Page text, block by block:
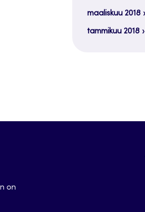
maaliskuu 2018
tammikuu 2018
on